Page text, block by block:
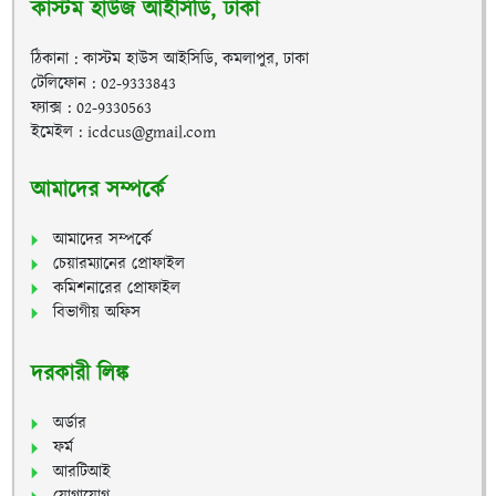
কাস্টম হাউজ আইসিডি, ঢাকা
ঠিকানা : কাস্টম হাউস আইসিডি, কমলাপুর, ঢাকা
টেলিফোন : 02-9333843
ফ্যাক্স : 02-9330563
ইমেইল : icdcus@gmail.com
আমাদের সম্পর্কে
আমাদের সম্পর্কে
চেয়ারম্যানের প্রোফাইল
কমিশনারের প্রোফাইল
বিভাগীয় অফিস
দরকারী লিঙ্ক
অর্ডার
ফর্ম
আরটিআই